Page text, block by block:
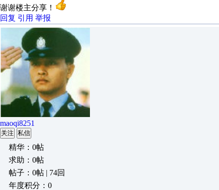
谢谢楼主分享！
回复 引用 举报
maoqi8251
关注 私信
精华：0帖
求助：0帖
帖子：0帖 | 74回
年度积分：0